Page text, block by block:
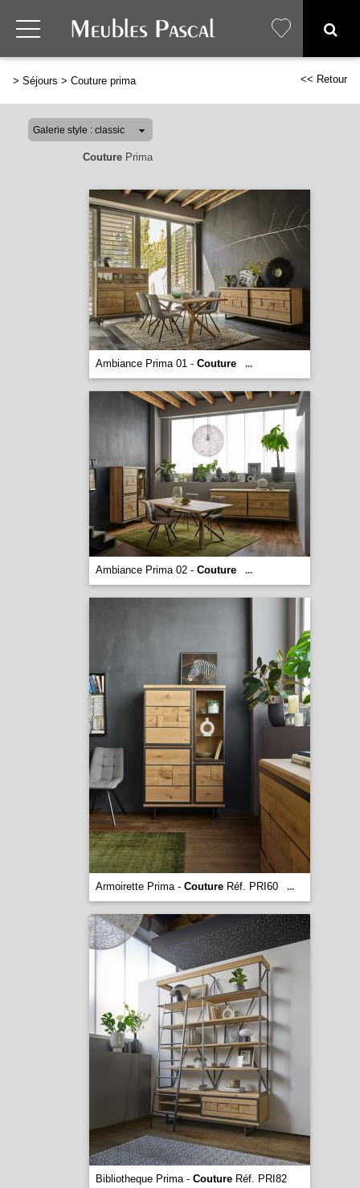
> Séjours > Couture prima << Retour
CouturePrima
Ambiance Prima 01 - Couture ...
Ambiance Prima 02 - Couture ...
Armoirette Prima - CoutureRéf. PRI60 ...
Bibliotheque Prima - CoutureRéf. PRI82